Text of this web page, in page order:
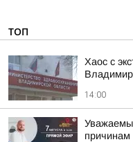
ТОП
Хаос с
14:00